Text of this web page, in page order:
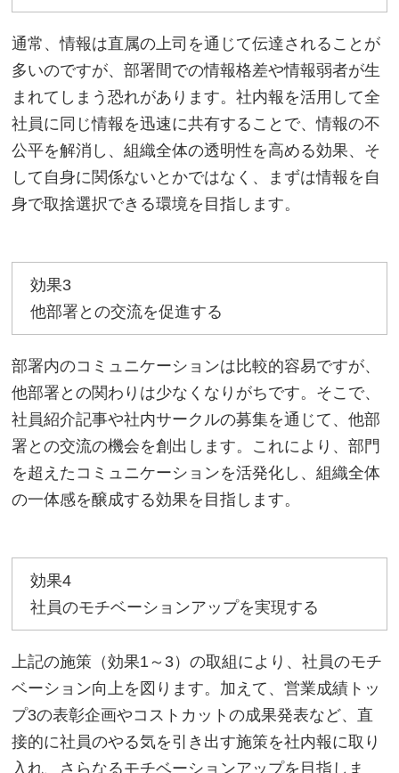
通常、情報は直属の上司を通じて伝達されることが
多いのですが、部署間での情報格差や情報弱者が生
まれてしまう恐れがあります。社内報を活用して全
社員に同じ情報を迅速に共有することで、情報の不
公平を解消し、組織全体の透明性を高める効果、そ
して自身に関係ないとかではなく、まずは情報を自
身で取捨選択できる環境を目指します。
効果3
他部署との交流を促進する
部署内のコミュニケーションは比較的容易ですが、
他部署との関わりは少なくなりがちです。そこで、
社員紹介記事や社内サークルの募集を通じて、他部
署との交流の機会を創出します。これにより、部門
を超えたコミュニケーションを活発化し、組織全体
の一体感を醸成する効果を目指します。
効果4
社員のモチベーションアップを実現する
上記の施策（効果1～3）の取組により、社員のモチ
ベーション向上を図ります。加えて、営業成績トッ
プ3の表彰企画やコストカットの成果発表など、直
接的に社員のやる気を引き出す施策を社内報に取り
入れ、さらなるモチベーションアップを目指しま